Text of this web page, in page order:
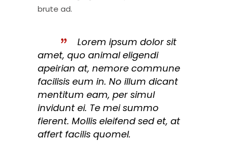
brute ad.
Lorem ipsum dolor sit
amet, quo animal eligendi
apeirian at, nemore commune
facilisis eum in. No illum dicant
mentitum eam, per simul
invidunt ei. Te mei summo
fierent. Mollis eleifend sed et, at
affert facilis quomel.